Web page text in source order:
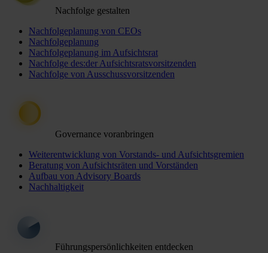
Nachfolge gestalten
Nachfolgeplanung von CEOs
Nachfolgeplanung
Nachfolgeplanung im Aufsichtsrat
Nachfolge des:der Aufsichtsratsvorsitzenden
Nachfolge von Ausschussvorsitzenden
Governance voranbringen
Weiterentwicklung von Vorstands- und Aufsichtsgremien
Beratung von Aufsichtsräten und Vorständen
Aufbau von Advisory Boards
Nachhaltigkeit
Führungspersönlichkeiten entdecken